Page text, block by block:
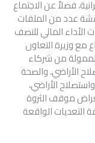
فضلاً عن الاجتماع
عدد من الملفات
المالي للنصف
اجتماع مع وزيرة التعاون
من شركاء
الأراضي، والصحة
الأراضي،
موقف الثروة
التعديات الواقعة